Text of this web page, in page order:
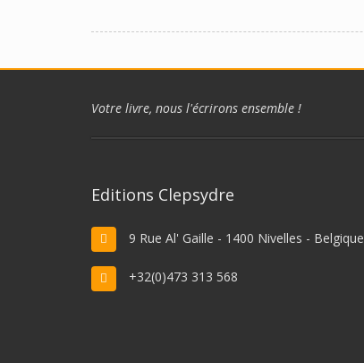
Votre livre, nous l'écrirons ensemble !
Editions Clepsydre
9 Rue Al' Gaille - 1400 Nivelles - Belgique
+32(0)473 313 568